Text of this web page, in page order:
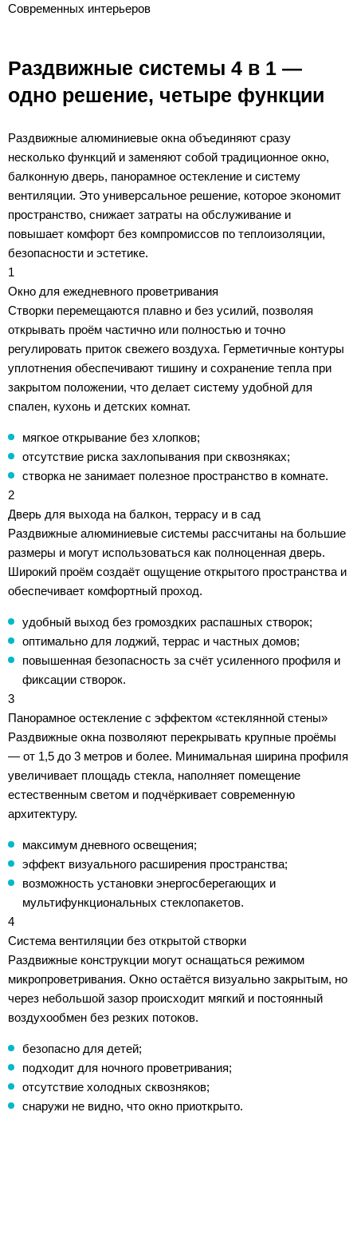
Современных интерьеров
Раздвижные системы 4 в 1 —
одно решение, четыре функции
Раздвижные алюминиевые окна объединяют сразу
несколько функций и заменяют собой традиционное окно,
балконную дверь, панорамное остекление и систему
вентиляции. Это универсальное решение, которое экономит
пространство, снижает затраты на обслуживание и
повышает комфорт без компромиссов по теплоизоляции,
безопасности и эстетике.
1
Окно для ежедневного проветривания
Створки перемещаются плавно и без усилий, позволяя
открывать проём частично или полностью и точно
регулировать приток свежего воздуха. Герметичные контуры
уплотнения обеспечивают тишину и сохранение тепла при
закрытом положении, что делает систему удобной для
спален, кухонь и детских комнат.
мягкое открывание без хлопков;
отсутствие риска захлопывания при сквозняках;
створка не занимает полезное пространство в комнате.
2
Дверь для выхода на балкон, террасу и в сад
Раздвижные алюминиевые системы рассчитаны на большие
размеры и могут использоваться как полноценная дверь.
Широкий проём создаёт ощущение открытого пространства и
обеспечивает комфортный проход.
удобный выход без громоздких распашных створок;
оптимально для лоджий, террас и частных домов;
повышенная безопасность за счёт усиленного профиля и
фиксации створок.
3
Панорамное остекление с эффектом «стеклянной стены»
Раздвижные окна позволяют перекрывать крупные проёмы
— от 1,5 до 3 метров и более. Минимальная ширина профиля
увеличивает площадь стекла, наполняет помещение
естественным светом и подчёркивает современную
архитектуру.
максимум дневного освещения;
эффект визуального расширения пространства;
возможность установки энергосберегающих и
мультифункциональных стеклопакетов.
4
Система вентиляции без открытой створки
Раздвижные конструкции могут оснащаться режимом
микропроветривания. Окно остаётся визуально закрытым, но
через небольшой зазор происходит мягкий и постоянный
воздухообмен без резких потоков.
безопасно для детей;
подходит для ночного проветривания;
отсутствие холодных сквозняков;
снаружи не видно, что окно приоткрыто.